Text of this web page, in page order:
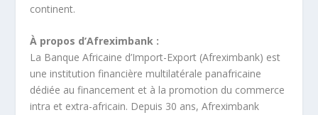
continent.
À propos d’Afreximbank :
La Banque Africaine d’Import-Export (Afreximbank) est
une institution financière multilatérale panafricaine
dédiée au financement et à la promotion du commerce
intra et extra-africain. Depuis 30 ans, Afreximbank